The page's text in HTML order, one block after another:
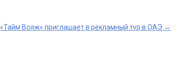
«Тайм Вояж» приглашает в рекламный тур в ОАЭ →